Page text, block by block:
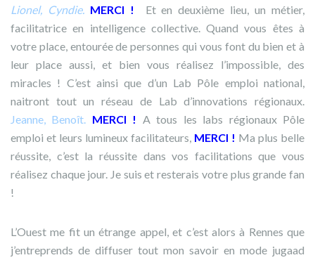
Lionel, Cyndie. MERCI !
Et en deuxième lieu, un métier,
facilitatrice en intelligence collective. Quand vous êtes à
votre place, entourée de personnes qui vous font du bien et à
leur place aussi, et bien vous réalisez l’impossible, des
miracles ! C’est ainsi que d’un Lab Pôle emploi national,
naitront tout un réseau de Lab d’innovations régionaux.
Jeanne, Benoît. MERCI !
A tous les labs régionaux Pôle
emploi et leurs lumineux facilitateurs, MERCI ! Ma plus belle
réussite, c’est la réussite dans vos facilitations que vous
réalisez chaque jour. Je suis et resterais votre plus grande fan
!
L’Ouest me fit un étrange appel, et c’est alors à Rennes que
j’entreprends de diffuser tout mon savoir en mode jugaad